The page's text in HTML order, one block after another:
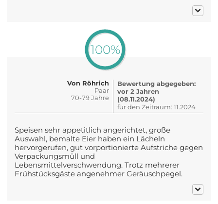
100%
Von Röhrich
Paar
70-79 Jahre
Bewertung abgegeben:
vor 2 Jahren
(08.11.2024)
für den Zeitraum: 11.2024
Speisen sehr appetitlich angerichtet, große
Auswahl, bemalte Eier haben ein Lächeln
hervorgerufen, gut vorportionierte Aufstriche gegen
Verpackungsmüll und
Lebensmittelverschwendung. Trotz mehrerer
Frühstücksgäste angenehmer Geräuschpegel.